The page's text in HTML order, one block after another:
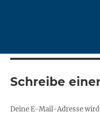
Schreibe
Deine E-Mail-Adresse